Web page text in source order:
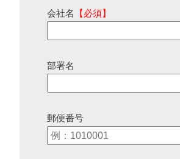
会社名 【必須】
部署名
郵便番号